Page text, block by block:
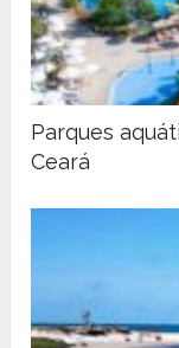
Parques
Ceará